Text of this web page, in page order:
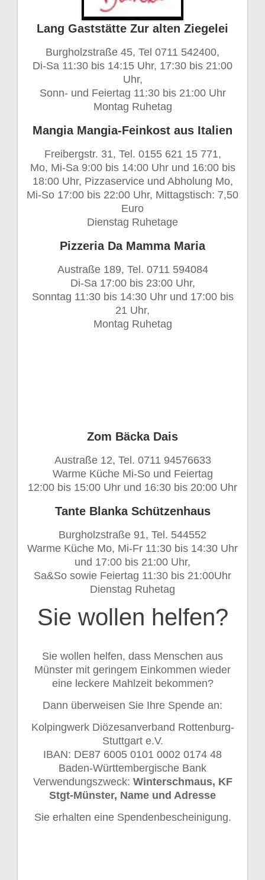
Lang Gaststätte Zur alten Ziegelei
Burgholzstraße 45, Tel 0711 542400,
Di-Sa 11:30 bis 14:15 Uhr, 17:30 bis 21:00
Uhr,
Sonn- und Feiertag 11:30 bis 21:00 Uhr
Montag Ruhetag
Mangia Mangia-Feinkost aus Italien
Freibergstr. 31, Tel. 0155 621 15 771,
Mo, Mi-Sa 9:00 bis 14:00 Uhr und 16:00 bis
18:00 Uhr, Pizzaservice und Abholung Mo,
Mi-So 17:00 bis 22:00 Uhr, Mittagstisch: 7,50
Euro
Dienstag Ruhetage
Pizzeria Da Mamma Maria
Austraße 189, Tel. 0711 594084
Di-Sa 17:00 bis 23:00 Uhr,
Sonntag 11:30 bis 14:30 Uhr und 17:00 bis
21 Uhr,
Montag Ruhetag
Zom Bäcka Dais
Austraße 12, Tel. 0711 94576633
Warme Küche Mi-So und Feiertag
12:00 bis 15:00 Uhr und 16:30 bis 20:00 Uhr
Tante Blanka Schützenhaus
Burgholzstraße 91, Tel. 544552
Warme Küche Mo, Mi-Fr 11:30 bis 14:30 Uhr
und 17:00 bis 21:00 Uhr,
Sa&So sowie Feiertag 11:30 bis 21:00Uhr
Dienstag Ruhetag
Sie wollen helfen?
Sie wollen helfen, dass Menschen aus
Münster mit geringem Einkommen wieder
eine leckere Mahlzeit bekommen?
Dann überweisen Sie Ihre Spende an:
Kolpingwerk Diözesanverband Rottenburg-
Stuttgart e.V.
IBAN: DE87 6005 0101 0002 0174 48
Baden-Württembergische Bank
Verwendungszweck: Winterschmaus, KF
Stgt-Münster, Name und Adresse
Sie erhalten eine Spendenbescheinigung.